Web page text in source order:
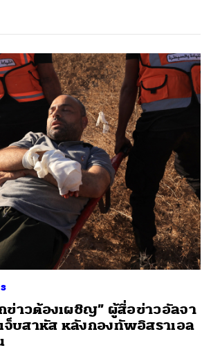
ข่าวต้องเผชิญ” ผู้สื่อข่าวอัลจา
จ็บสาหัส หลังกองทัพอิสราเอล